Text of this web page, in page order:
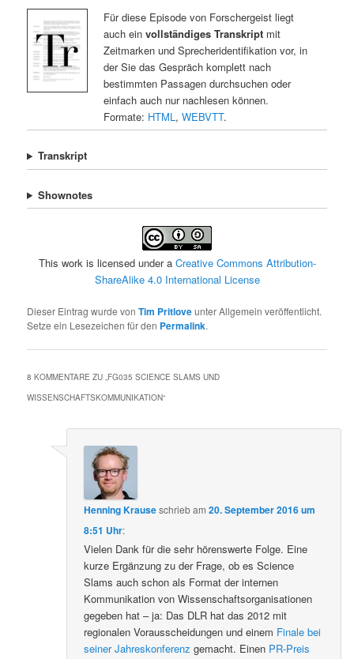
Für diese Episode von Forschergeist liegt
auch ein vollständiges Transkriptmit
Zeitmarken und Sprecheridentifikation vor, in
der Sie das Gespräch komplett nach
bestimmten Passagen durchsuchen oder
einfach auch nur nachlesen können.
Formate: HTML , WEBVTT.
Transkript
Shownotes
This work is licensed under a Creative Commons Attribution-
ShareAlike 4.0 International License
Dieser Eintrag wurde vonTim Pritloveunter Allgemein veröffentlicht.
Setze ein Lesezeichen für den Permalink.
8 KOMMENTARE ZU „FG035 SCIENCE SLAMS UND
WISSENSCHAFTSKOMMUNIKATION“
Henning Krauseschriebam20. September 2016 um
8:51 Uhr:
Vielen Dank für die sehr hörenswerte Folge. Eine
kurze Ergänzung zu der Frage, ob es Science
Slams auch schon als Format der internen
Kommunikation von Wissenschaftsorganisationen
gegeben hat – ja: Das DLR hat das 2012 mit
regionalen Vorausscheidungen und einem Finale bei
seiner Jahreskonferenz gemacht. Einen PR-Preis